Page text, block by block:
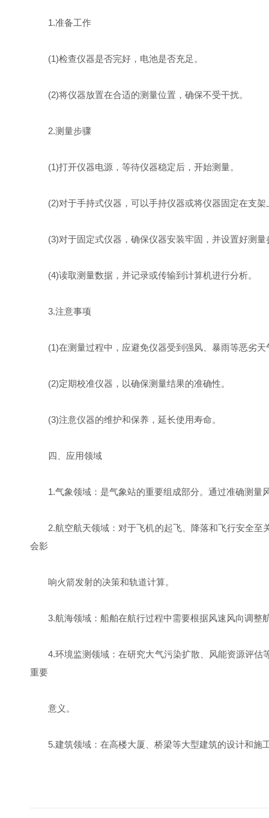
1.准备工作
(1)检查仪器是否完好，电池是否充足。
(2)将仪器放置在合适的测量位置，确保不受干扰。
2.测量步骤
(1)打开仪器电源，等待仪器稳定后，开始测量。
(2)对于手持式仪器，可以手持仪器或将仪器固定在支架
(3)对于固定式仪器，确保仪器安装牢固，并设置好测量
(4)读取测量数据，并记录或传输到计算机进行分析。
3.注意事项
(1)在测量过程中，应避免仪器受到强风、暴雨等恶劣天
(2)定期校准仪器，以确保测量结果的准确性。
(3)注意仪器的维护和保养，延长使用寿命。
四、应用领域
1.气象领域：是气象站的重要组成部分。通过准确测量
2.航空航天领域：对于飞机的起飞、降落和飞行安全至
会影
响火箭发射的决策和轨道计算。
3.航海领域：船舶在航行过程中需要根据风速风向调整
4.环境监测领域：在研究大气污染扩散、风能资源评估
重要
意义。
5.建筑领域：在高楼大厦、桥梁等大型建筑的设计和施